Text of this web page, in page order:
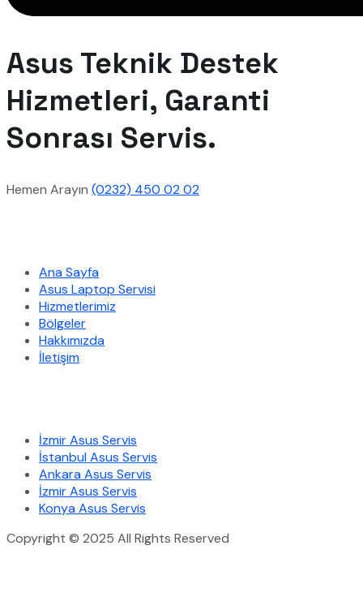
Asus Teknik Destek
Hizmetleri, Garanti
Sonrası Servis.
Hemen Arayın (0232) 450 02 02
Ana Sayfa
Asus Laptop Servisi
Hizmetlerimiz
Bölgeler
Hakkımızda
İletişim
İzmir Asus Servis
İstanbul Asus Servis
Ankara Asus Servis
İzmir Asus Servis
Konya Asus Servis
Copyright © 2025 All Rights Reserved